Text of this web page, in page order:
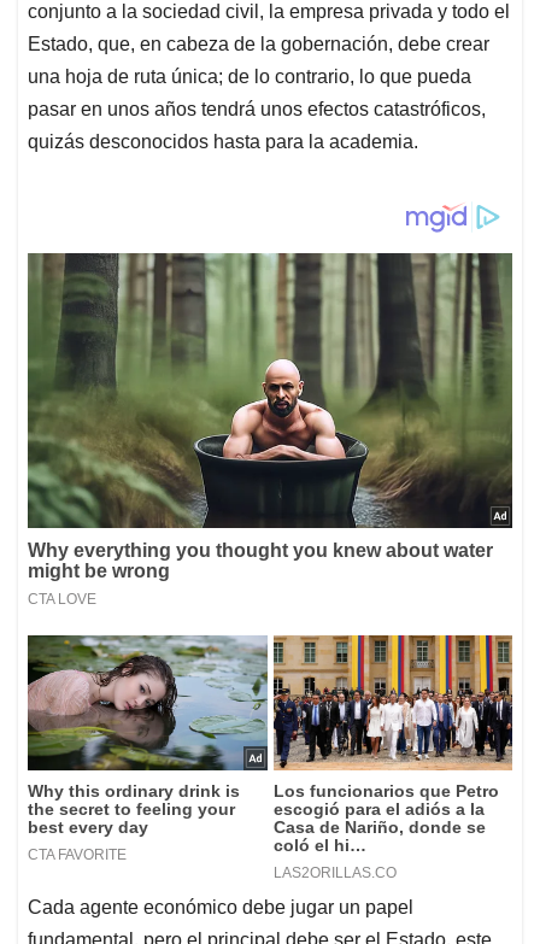
conjunto a la sociedad civil, la empresa privada y todo el
Estado, que, en cabeza de la gobernación, debe crear
una hoja de ruta única; de lo contrario, lo que pueda
pasar en unos años tendrá unos efectos catastróficos,
quizás desconocidos hasta para la academia.
Cada agente económico debe jugar un papel
fundamental, pero el principal debe ser el Estado, este